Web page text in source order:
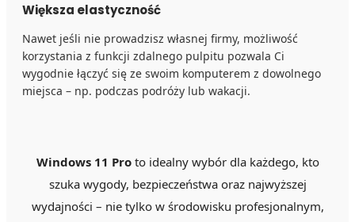
Większa elastyczność
Nawet jeśli nie prowadzisz własnej firmy, możliwość
korzystania z funkcji zdalnego pulpitu pozwala Ci
wygodnie łączyć się ze swoim komputerem z dowolnego
miejsca – np. podczas podróży lub wakacji.
Windows 11 Proto idealny wybór dla każdego, kto
szuka wygody, bezpieczeństwa oraz najwyższej
wydajności – nie tylko w środowisku profesjonalnym,